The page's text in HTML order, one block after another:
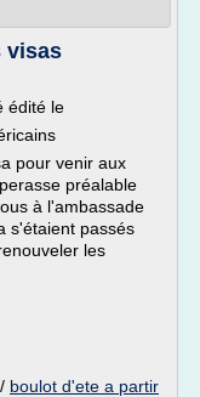
visas
édité le
pour venir aux
préalable
à l'ambassade
s'étaient passés
les
/ boulot d'ete a partir